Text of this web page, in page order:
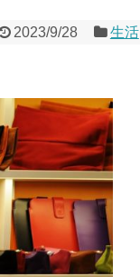
2023/9/28 生活